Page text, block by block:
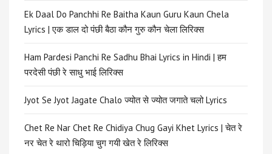
Ek Daal Do Panchhi Re Baitha Kaun Guru Kaun Chela
Lyrics | एक डाल दो पंछी बैठा कौन गुरु कौन चेला लिरिक्स
Ham Pardesi Panchi Re Sadhu Bhai Lyrics in Hindi | हम
परदेसी पंछी रे साधु भाई लिरिक्स
Jyot Se Jyot Jagate Chalo ज्योत से ज्योत जगाते चलो Lyrics
Chet Re Nar Chet Re Chidiya Chug Gayi Khet Lyrics | चेत रे
नर चेत रे थारो चिड़िया चुग गयी खेत रे लिरिक्स